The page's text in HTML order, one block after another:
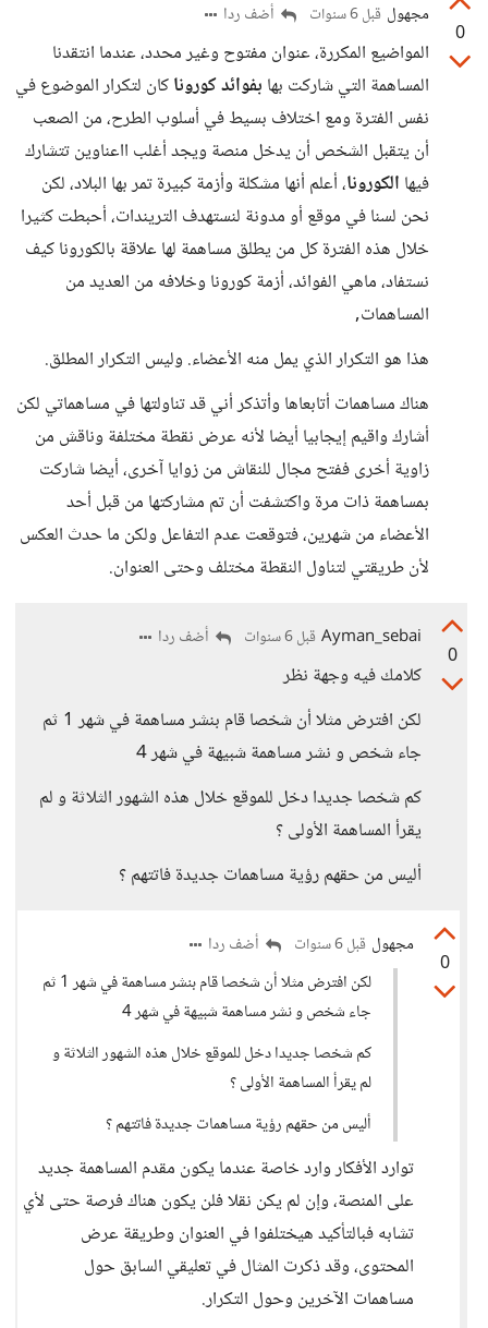
0
مجهول قبل 6 سنوات أضف ردا
المواضيع المكررة، عنوان مفتوح وغير محدد، عندما انتقدنا
المساهمة التي شاركت بها بفوائد كوروناكان لتكرار الموضوع في
نفس الفترة ومع اختلاف بسيط في أسلوب الطرح، من الصعب
أن يتقبل الشخص أن يدخل منصة ويجد أغلب ااعناوين تتشارك
فيها الكورونا، أعلم أنها مشكلة وأزمة كبيرة تمر بها البلاد، لكن
نحن لسنا في موقع أو مدونة لنستهدف التريندات، أحبطت كثيرا
خلال هذه الفترة كل من يطلق مساهمة لها علاقة بالكورونا كيف
نستفاد، ماهي الفوائد، أزمة كورونا وخلافه من العديد من
المساهمات,
هذا هو التكرار الذي يمل منه الأعضاء. وليس التكرار المطلق.
هناك مساهمات أتابعاها وأتذكر أني قد تناولتها في مساهماتي لكن
أشارك واقيم إيجابيا أيضا لأنه عرض نقطة مختلفة وناقش من
زاوية أخرى ففتح مجال للنقاش من زوايا آخرى، أيضا شاركت
بمساهمة ذات مرة واكتشفت أن تم مشاركتها من قبل أحد
الأعضاء من شهرين، فتوقعت عدم التفاعل ولكن ما حدث العكس
لأن طريقتي لتناول النقطة مختلف وحتى العنوان.
0
Ayman_sebai قبل 6 سنوات أضف ردا
كلامك فيه وجهة نظر
لكن افترض مثلا أن شخصا قام بنشر مساهمة في شهر 1 ثم
جاء شخص و نشر مساهمة شبيهة في شهر 4
كم شخصا جديدا دخل للموقع خلال هذه الشهور الثلاثة و لم
يقرأ المساهمة الأولى ؟
أليس من حقهم رؤية مساهمات جديدة فاتتهم ؟
0
مجهول قبل 6 سنوات
أضف ردا
لكن افترض مثلا أن شخصا قام بنشر مساهمة في شهر 1 ثم
جاء شخص و نشر مساهمة شبيهة في شهر 4
كم شخصا جديدا دخل للموقع خلال هذه الشهور الثلاثة و
لم يقرأ المساهمة الأولى ؟
أليس من حقهم رؤية مساهمات جديدة فاتتهم ؟
توارد الأفكار وارد خاصة عندما يكون مقدم المساهمة جديد
على المنصة، وإن لم يكن نقلا فلن يكون هناك فرصة حتى لأي
تشابه فبالتأكيد هيختلفوا في العنوان وطريقة عرض
المحتوى، وقد ذكرت المثال في تعليقي السابق حول
مساهمات الآخرين وحول التكرار.